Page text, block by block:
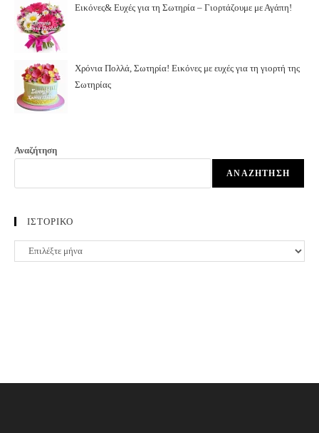
Εικόνες& Ευχές για τη Σωτηρία – Γιορτάζουμε με Αγάπη!
Χρόνια Πολλά, Σωτηρία! Εικόνες με ευχές για τη γιορτή της
Σωτηρίας
Αναζήτηση
ΑΝΑΖΉΤΗΣΗ
ΙΣΤΟΡΙΚΟ
ΙΣΤΟΡΙΚΟ